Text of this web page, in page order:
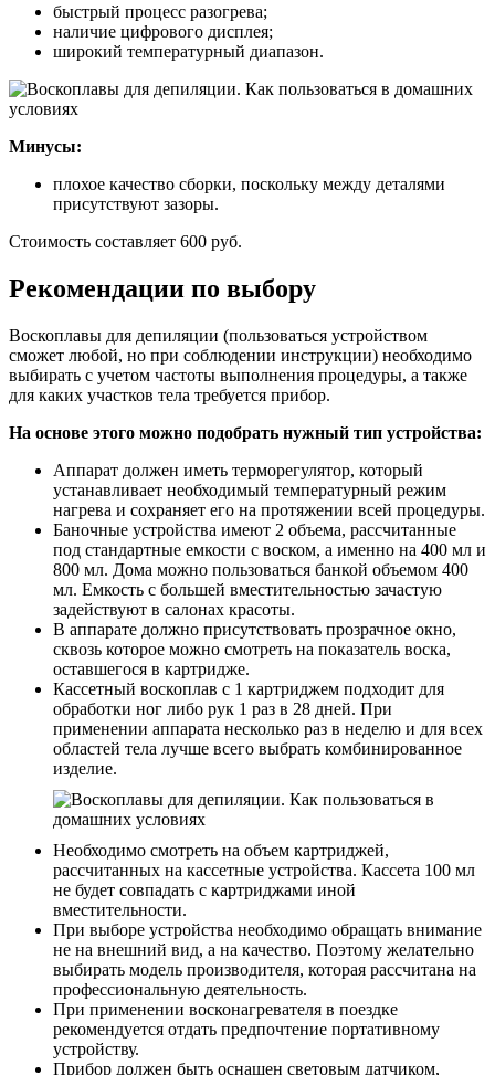
быстрый процесс разогрева;
наличие цифрового дисплея;
широкий температурный диапазон.
Минусы:
плохое качество сборки, поскольку между деталями
присутствуют зазоры.
Стоимость составляет 600 руб.
Рекомендации по выбору
Воскоплавы для депиляции (пользоваться устройством
сможет любой, но при соблюдении инструкции) необходимо
выбирать с учетом частоты выполнения процедуры, а также
для каких участков тела требуется прибор.
На основе этого можно подобрать нужный тип устройства:
Аппарат должен иметь терморегулятор, который
устанавливает необходимый температурный режим
нагрева и сохраняет его на протяжении всей процедуры.
Баночные устройства имеют 2 объема, рассчитанные
под стандартные емкости с воском, а именно на 400 мл и
800 мл. Дома можно пользоваться банкой объемом 400
мл. Емкость с большей вместительностью зачастую
задействуют в салонах красоты.
В аппарате должно присутствовать прозрачное окно,
сквозь которое можно смотреть на показатель воска,
оставшегося в картридже.
Кассетный воскоплав с 1 картриджем подходит для
обработки ног либо рук 1 раз в 28 дней. При
применении аппарата несколько раз в неделю и для всех
областей тела лучше всего выбрать комбинированное
изделие.
Необходимо смотреть на объем картриджей,
рассчитанных на кассетные устройства. Кассета 100 мл
не будет совпадать с картриджами иной
вместительности.
При выборе устройства необходимо обращать внимание
не на внешний вид, а на качество. Поэтому желательно
выбирать модель производителя, которая рассчитана на
профессиональную деятельность.
При применении восконагревателя в поездке
рекомендуется отдать предпочтение портативному
устройству.
Прибор должен быть оснащен световым датчиком,